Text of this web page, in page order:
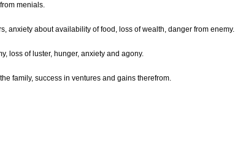
menials.
anxiety about availability of food, loss of wealth, danger from enemy.
loss of luster, hunger, anxiety and agony.
family, success in ventures and gains therefrom.